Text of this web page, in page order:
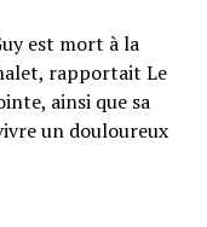
est mort à la
rapportait Le
ainsi que sa
un douloureux